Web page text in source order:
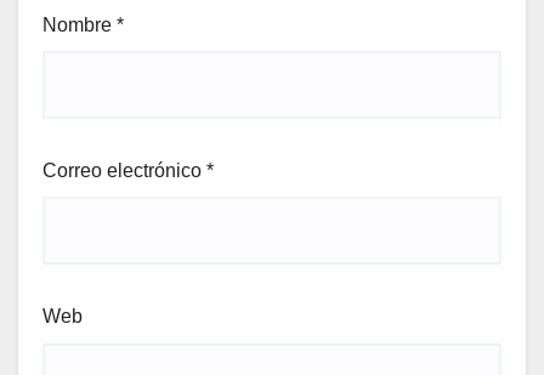
Nombre *
Correo electrónico *
Web